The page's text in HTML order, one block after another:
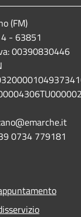
(FM)
- 63851
00390830446
0734 779181